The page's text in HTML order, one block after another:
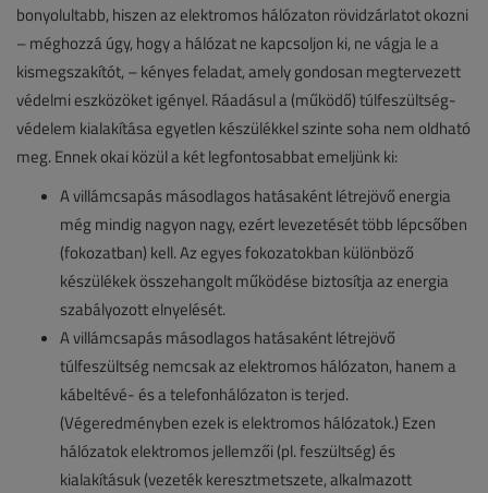
bonyolultabb, hiszen az elektromos hálózaton rövidzárlatot okozni
– méghozzá úgy, hogy a hálózat ne kapcsoljon ki, ne vágja le a
kismegszakítót, – kényes feladat, amely gondosan megtervezett
védelmi eszközöket igényel. Ráadásul a (működő) túlfeszültség-
védelem kialakítása egyetlen készülékkel szinte soha nem oldható
meg. Ennek okai közül a két legfontosabbat emeljünk ki:
A villámcsapás másodlagos hatásaként létrejövő energia
még mindig nagyon nagy, ezért levezetését több lépcsőben
(fokozatban) kell. Az egyes fokozatokban különböző
készülékek összehangolt működése biztosítja az energia
szabályozott elnyelését.
A villámcsapás másodlagos hatásaként létrejövő
túlfeszültség nemcsak az elektromos hálózaton, hanem a
kábeltévé- és a telefonhálózaton is terjed.
(Végeredményben ezek is elektromos hálózatok.) Ezen
hálózatok elektromos jellemzői (pl. feszültség) és
kialakításuk (vezeték keresztmetszete, alkalmazott